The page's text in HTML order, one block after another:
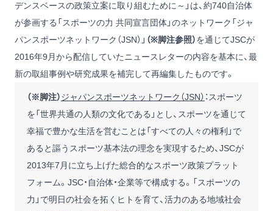
デンスベースの政策立案に取り組むために～」は、約740自治体
が参画する「スポーツの力 共同宣言団体」のネットワーク「ジャ
パンスポーツネットワーク（JSN）」 （※脚注参照）を通じてJSCが
2016年9月から配信していたニュースレターの内容を基本に、最
新の取組事例や研究成果を補完して再編集したものです。
（※脚注）ジャパンスポーツネットワーク（JSN） ：スポーツ
を「世界共通の人類の文化である」とし、スポーツを通じて
幸福で豊かな生活を営むことは「すべての人々の権利」で
あると謳うスポーツ基本法の理念を実現するため、JSCが
2013年7月に立ち上げた総合的なスポーツ政策プラット
フォーム。JSC・自治体・企業等で構成する。「スポーツの
力」で明日の社会を拓くヒトを育て、活力のある地域社会